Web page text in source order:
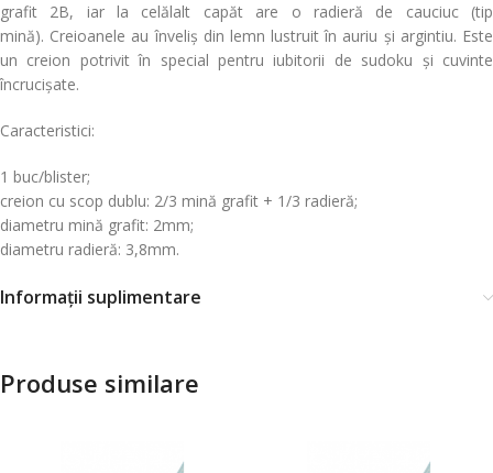
grafit 2B, iar la celălalt capăt are o radieră de cauciuc (tip
mină). Creioanele au înveliș din lemn lustruit în auriu și argintiu. Este
un creion potrivit în special pentru iubitorii de sudoku și cuvinte
încrucișate.
Caracteristici:
1 buc/blister;
creion cu scop dublu: 2/3 mină grafit + 1/3 radieră;
diametru mină grafit: 2mm;
diametru radieră: 3,8mm.
Informații suplimentare
Produse similare